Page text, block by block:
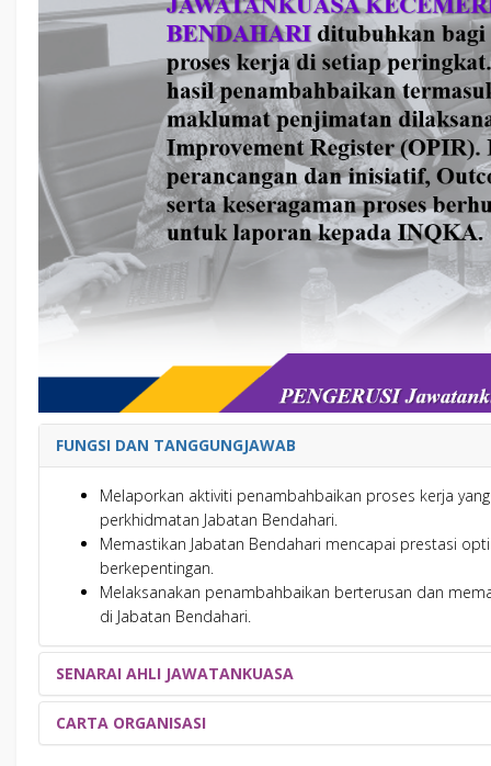
FUNGSI DAN TANGGUNGJAWAB
Melaporkan aktiviti penambahbaikan proses kerja
perkhidmatan Jabatan Bendahari.
Memastikan Jabatan Bendahari mencapai prestasi
berkepentingan.
Melaksanakan penambahbaikan berterusan dan
di Jabatan Bendahari.
SENARAI AHLI JAWATANKUASA
PENGURUSAN
CARTA ORGANISASI